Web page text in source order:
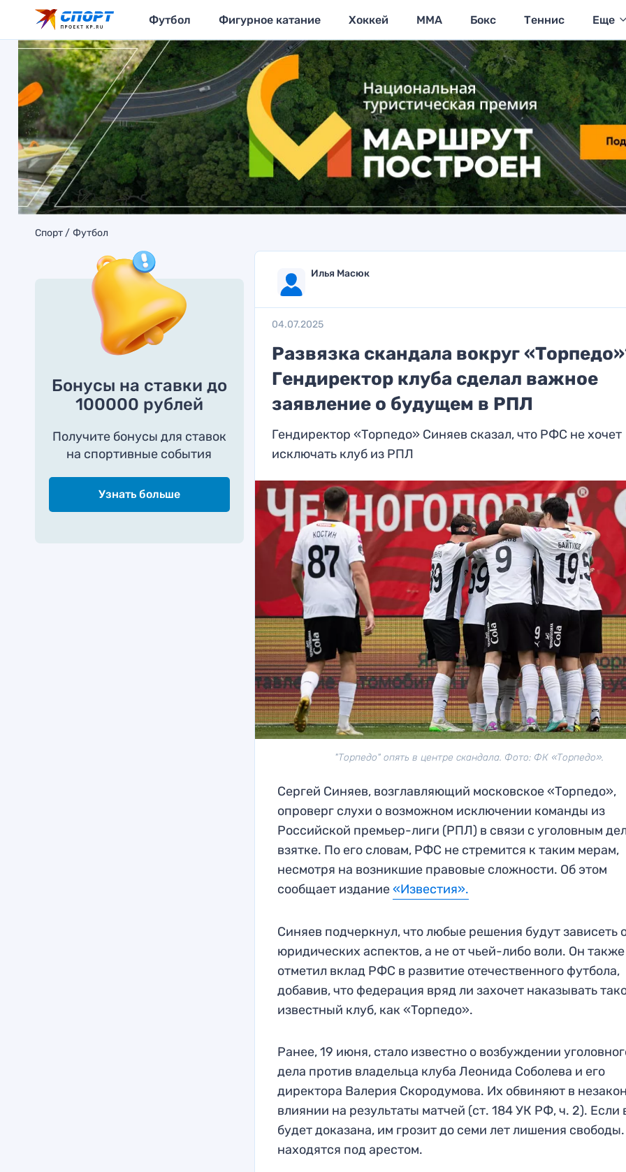
Футбол Фигурное катание Хоккей MMA Бокс Теннис Еще
Спорт Футбол
Бонусы на ставки до
100000 рублей
Получите бонусы для ставок
на спортивные события
Узнать больше
Илья Масюк
04.07.2025
Развязка скандала вокруг
Гендиректор клуба сделал важное
заявление о будущем в РПЛ
Гендиректор «Торпедо» Синяев сказал, что РФС не хочет
исключать клуб из РПЛ
"Торпедо" опять в центре скандала. Фото: ФК «Торпедо».
Сергей Синяев, возглавляющий московское «Торпедо»,
опроверг слухи о возможном исключении команды из
Российской премьер-лиги (РПЛ) в связи с уголовным
взятке. По его словам, РФС не стремится к таким мерам,
несмотря на возникшие правовые сложности. Об этом
сообщает издание«Известия».
Синяев подчеркнул, что любые решения будут зависеть
юридических аспектов, а не от чьей-либо воли. Он также
отметил вклад РФС в развитие отечественного футбола,
добавив, что федерация вряд ли захочет наказывать
известный клуб, как «Торпедо».
Ранее, 19 июня, стало известно о возбуждении
дела против владельца клуба Леонида Соболева и его
директора Валерия Скородумова. Их обвиняют в
влиянии на результаты матчей (ст. 184 УК РФ, ч. 2). Если
будет доказана, им грозит до семи лет лишения
находятся под арестом.